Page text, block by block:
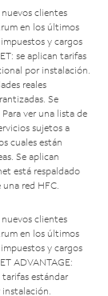
clientes
en los últimos
y cargos
se aplican tarifas
por instalación.
reales
Se
ver una lista de
sujetos a
cuales están
Se aplican
está respaldado
red HFC.
clientes
en los últimos
y cargos
ADVANTAGE:
estándar